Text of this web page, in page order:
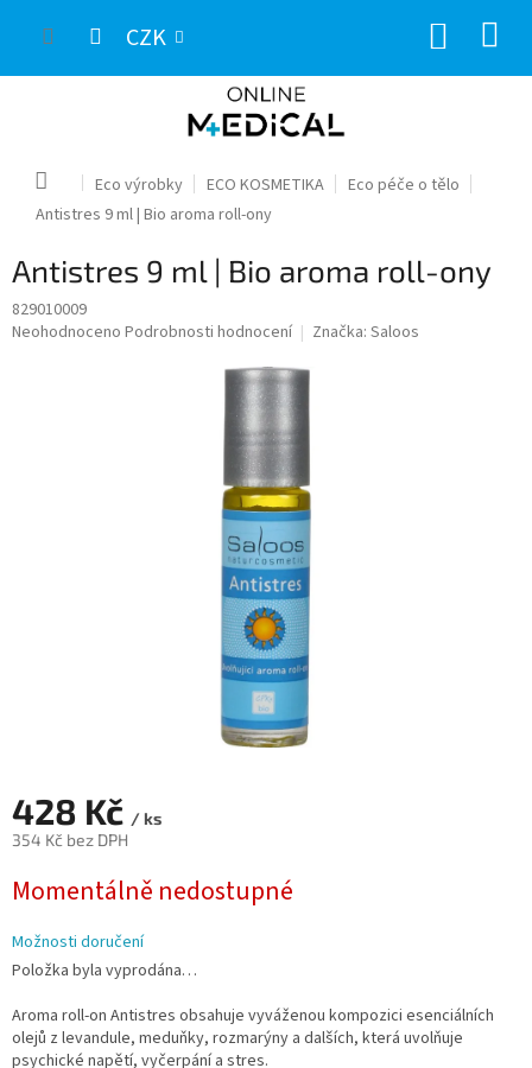
CZK
Domů Eco výrobky ECO KOSMETIKA
Eco péče o tělo
Antistres 9 ml | Bio aroma roll-ony
Antistres 9 ml | Bio aroma roll-ony
829010009
Průměrné
Neohodnoceno Podrobnosti hodnocení Značka: Saloos
428 Kč / ks
354 Kč bez DPH
cena:
Momentálně nedostupné
Možnosti doručení
Položka byla vyprodána…
Aroma roll-on Antistres obsahuje vyváženou kompozici esenciálních
olejů z levandule, meduňky, rozmarýny a dalších, která uvolňuje
psychické napětí, vyčerpání a stres.